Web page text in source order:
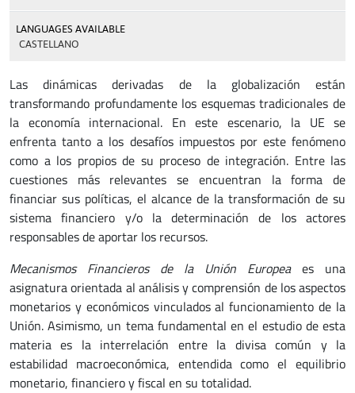
LANGUAGES AVAILABLE
CASTELLANO
Las dinámicas derivadas de la globalización están
transformando profundamente los esquemas tradicionales de
la economía internacional. En este escenario, la UE se
enfrenta tanto a los desafíos impuestos por este fenómeno
como a los propios de su proceso de integración. Entre las
cuestiones más relevantes se encuentran la forma de
financiar sus políticas, el alcance de la transformación de su
sistema financiero y/o la determinación de los actores
responsables de aportar los recursos.
Mecanismos Financieros de la Unión Europeaes una
asignatura orientada al análisis y comprensión de los aspectos
monetarios y económicos vinculados al funcionamiento de la
Unión. Asimismo, un tema fundamental en el estudio de esta
materia es la interrelación entre la divisa común y la
estabilidad macroeconómica, entendida como el equilibrio
monetario, financiero y fiscal en su totalidad.